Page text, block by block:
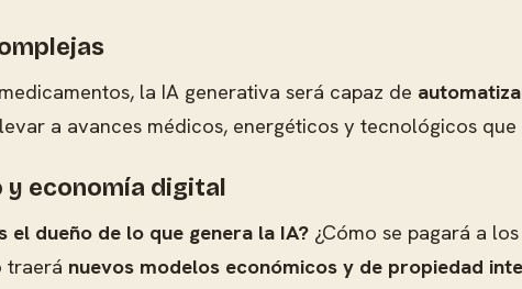
la IA generativa será capaz de
a avances médicos, energéticos y tecnológicos
y economía digital
el dueño de lo que genera la IA? ¿Cómo se pagará a
traerá nuevos modelos económicos y de propiedad